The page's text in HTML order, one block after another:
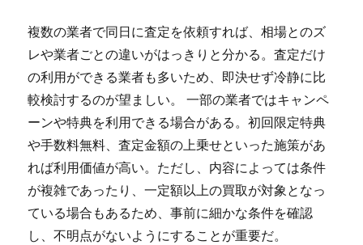
複数の業者で同日に査定を依頼すれば、相場とのズ
レや業者ごとの違いがはっきりと分かる。査定だけ
の利用ができる業者も多いため、即決せず冷静に比
較検討するのが望ましい。 一部の業者ではキャンペ
ーンや特典を利用できる場合がある。初回限定特典
や手数料無料、査定金額の上乗せといった施策があ
れば利用価値が高い。ただし、内容によっては条件
が複雑であったり、一定額以上の買取が対象となっ
ている場合もあるため、事前に細かな条件を確認
し、不明点がないようにすることが重要だ。